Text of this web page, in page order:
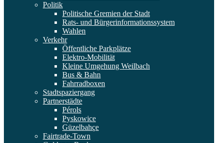
Politik
Politische Gremien der Stadt
Rats- und Bürgerinformationssystem
Wahlen
Verkehr
Öffentliche Parkplätze
Elektro-Mobilität
Kleine Umgehung Weilbach
Bus & Bahn
Fahrradboxen
Stadtspaziergang
Partnerstädte
Pérols
Pyskowice
Güzelbahçe
Fairtrade-Town